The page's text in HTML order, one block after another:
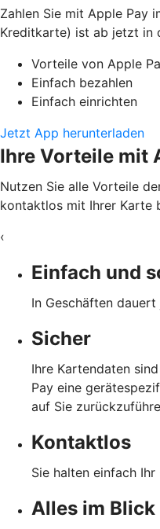
Zahlen Sie mit Apple Pay
Kreditkarte) ist ab jetzt in
Vorteile von Apple
Einfach bezahlen
Einfach einrichten
Jetzt App herunterladen
Ihre Vorteile mit
Nutzen Sie alle Vorteile
kontaktlos mit Ihrer Karte
‹
Einfach und
In Geschäften
Sicher
Ihre Kartendaten
Pay eine
auf Sie
Kontaktlos
Sie halten einfach
Alles im Blick